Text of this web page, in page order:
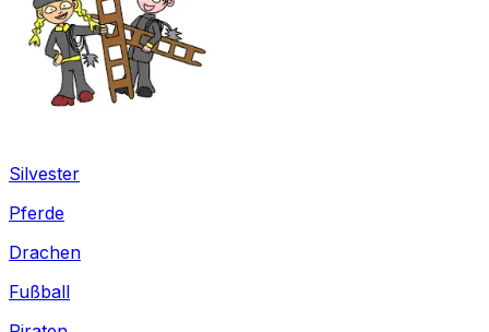
Silvester
Pferde
Drachen
Fußball